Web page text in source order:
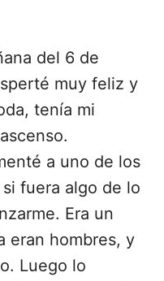
del 6 de
muy feliz y
tenía mi
a uno de los
fuera algo de lo
Era un
eran hombres, y
Luego lo